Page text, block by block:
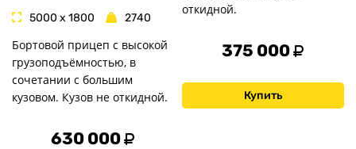
5000 x 1800 2740
Бортовой прицеп с высокой
грузоподъёмностью, в
сочетании с большим
кузовом. Кузов не откидной.
630 000
откидной.
375 000
Купить